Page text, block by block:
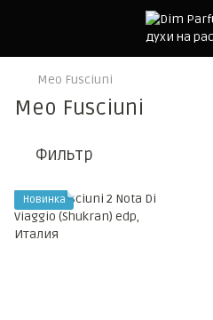
Meo Fusciuni
Meo Fusciuni
Фильтр
Новинка